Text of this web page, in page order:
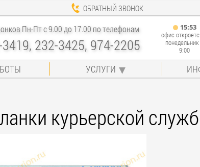
ОБРАТНЫЙ ЗВОНОК
Пн-Пт с 9.00 до 17.00 по телефонам
232-3425, 974-2205
15:53
офис
9:00
УСЛУГИ
курьерской